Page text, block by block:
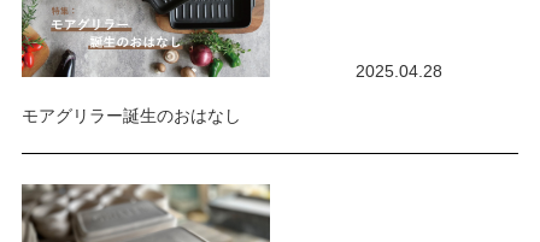
2025.04.28
モアグリラー誕生のおはなし